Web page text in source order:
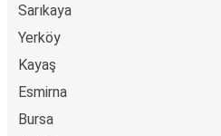
Sarıkaya
Yerköy
Kayaş
Esmirna
Bursa